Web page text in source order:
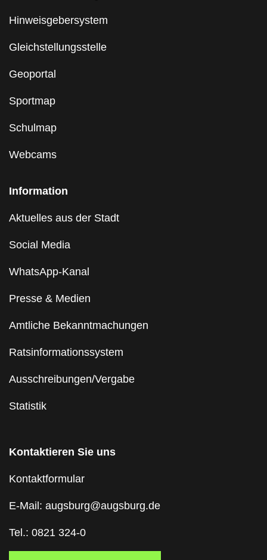
Hinweisgebersystem
Gleichstellungsstelle
Geoportal
Sportmap
Schulmap
Webcams
Information
Aktuelles aus der Stadt
Social Media
WhatsApp-Kanal
Presse & Medien
Amtliche Bekanntmachungen
Ratsinformationssystem
Ausschreibungen/Vergabe
Statistik
Kontaktieren Sie uns
Kontaktformular
E-Mail: augsburg@augsburg.de
Tel.: 0821 324-0